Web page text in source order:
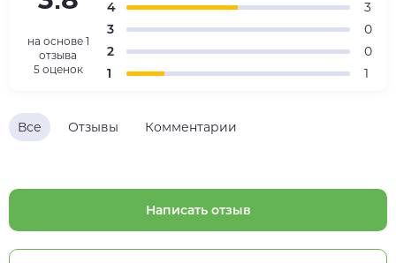
Все Отзывы Комментарии
Написать отзыв
на основе 1
отзыва
5 оценок
4
3
3
0
2
0
1
1